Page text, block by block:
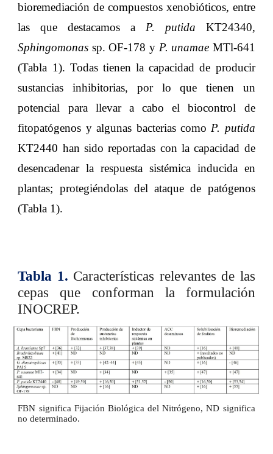
bioremediación de compuestos xenobióticos, entre
las que destacamos a P. putida KT24340,
Sphingomonas sp. OF-178 y P. unamae MTl-641
(Tabla 1). Todas tienen la capacidad de producir
sustancias inhibitorias, por lo que tienen un
potencial para llevar a cabo el biocontrol de
fitopatógenos y algunas bacterias comoP. putida
KT2440 han sido reportadas con la capacidad de
desencadenar la respuesta sistémica inducida en
plantas; protegiéndolas del ataque de patógenos
(Tabla 1).
Tabla 1. Características relevantes de las
cepas que conforman la formulación
INOCREP.
FBN significa Fijación Biológica del Nitrógeno, ND significa
no determinado.